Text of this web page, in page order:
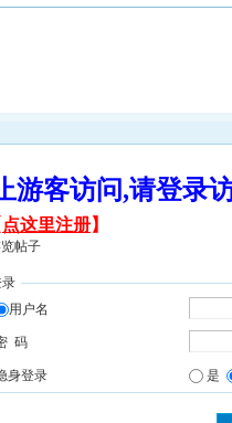
游客访问,请登
点这里注册】
帖子
用户名
码
身登录 是